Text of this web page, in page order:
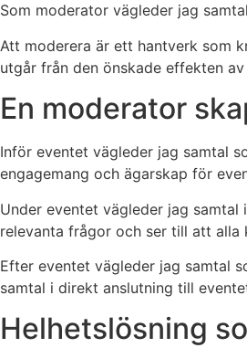
Som moderator vägleder jag
Att moderera är ett hantverk som
utgår från den önskade effekten
En moderator
Inför eventet vägleder jag samtal
engagemang och ägarskap för
Under eventet vägleder jag
relevanta frågor och ser till att alla
Efter eventet vägleder jag samtal
samtal i direkt anslutning till
Helhetslösning